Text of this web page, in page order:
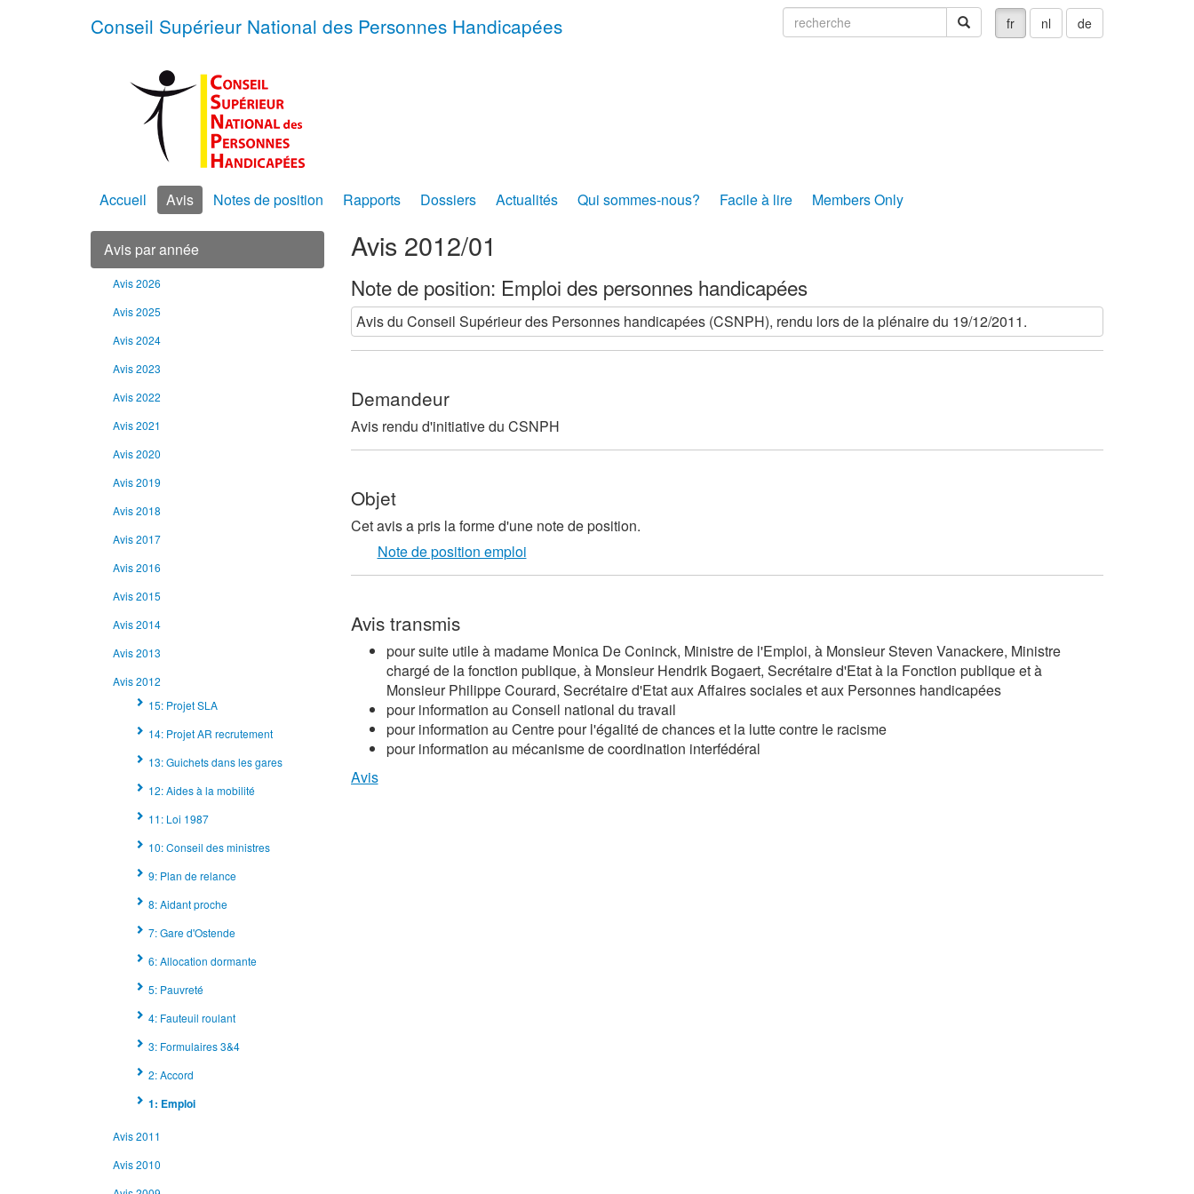
fr nl de
recherche recherche
Conseil Supérieur National des Personnes Handicapées
Accueil Avis Notes de position Rapports Dossiers Actualités Qui sommes-nous? Facile à lire Members Only
Avis par année
Avis 2026
Avis 2025
Avis 2024
Avis 2023
Avis 2022
Avis 2021
Avis 2020
Avis 2019
Avis 2018
Avis 2017
Avis 2016
Avis 2015
Avis 2014
Avis 2013
Avis 2012
15: Projet SLA
14: Projet AR recrutement
13: Guichets dans les gares
12: Aides à la mobilité
11: Loi 1987
10: Conseil des ministres
9: Plan de relance
8: Aidant proche
7: Gare d'Ostende
6: Allocation dormante
5: Pauvreté
4: Fauteuil roulant
3: Formulaires 3&4
2: Accord
1: Emploi
Avis 2011
Avis 2010
Avis 2012/01
Note de position: Emploi des personnes handicapées
Avis du Conseil Supérieur des Personnes handicapées (CSNPH), rendu lors de la plénaire du 19/12/2011.
Demandeur
Avis rendu d'initiative du CSNPH
Objet
Cet avis a pris la forme d'une note de position.
Note de position emploi
Avis transmis
pour suite utile à madame Monica De Coninck, Ministre de l'Emploi, à Monsieur Steven Vanackere, Ministre
chargé de la fonction publique, à Monsieur Hendrik Bogaert, Secrétaire d'Etat à la Fonction publique et à
Monsieur Philippe Courard, Secrétaire d'Etat aux Affaires sociales et aux Personnes handicapées
pour information au Conseil national du travail
pour information au Centre pour l'égalité de chances et la lutte contre le racisme
pour information au mécanisme de coordination interfédéral
Avis